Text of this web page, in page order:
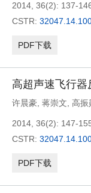
2014, 36(2): 137-
CSTR:
PDF下载
高超声速飞行
许晨豪 蒋崇文 高振
2014, 36(2): 147-
CSTR:
PDF下载